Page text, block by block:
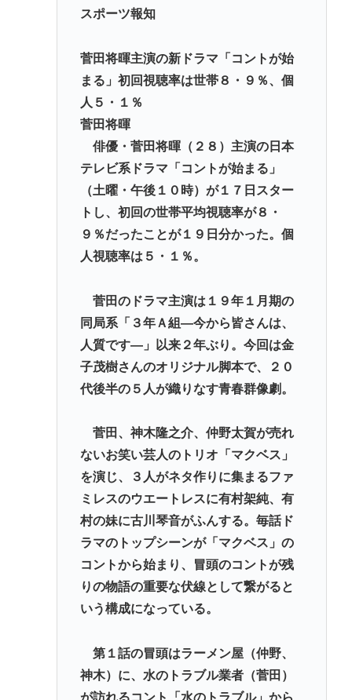
すぎるwww
とんこつらーめんが全く流行らない理由ってなんや
【高市】 糖尿病内科クリニック、待合室に『ドカ食
いダイスキ！もちづきさん』を置いてしまい炎上
「盆踊り」に「うるせぇ」と苦情がある為使える公
園が半減 取材ではうるさいと答える住民はおらず こ
どおじみたいのが電話してんだろな
ビニコンの店員がいらっしゃいませー！言わないか
ら本社にクレームいれてやりましたよ！www
から叩くな」とかゆうチキン野郎が増えたけどどっ
から来たの？(´・ω・`)
Powered by livedoor 相互RSS
スポーツ報知
菅田将暉主演の新ドラマ「コントが始
まる」初回視聴率は世帯８・９％、個
人５・１％
菅田将暉
俳優・菅田将暉（２８）主演の日本
テレビ系ドラマ「コントが始まる」
（土曜・午後１０時）が１７日スター
トし、初回の世帯平均視聴率が８・
９％だったことが１９日分かった。個
人視聴率は５・１％。
菅田のドラマ主演は１９年１月期の
同局系「３年Ａ組―今から皆さんは、
人質です―」以来２年ぶり。今回は金
子茂樹さんのオリジナル脚本で、２０
代後半の５人が織りなす青春群像劇。
菅田、神木隆之介、仲野太賀が売れ
ないお笑い芸人のトリオ「マクベス」
を演じ、３人がネタ作りに集まるファ
ミレスのウエートレスに有村架純、有
村の妹に古川琴音がふんする。毎話ド
ラマのトップシーンが「マクベス」の
コントから始まり、冒頭のコントが残
りの物語の重要な伏線として繋がると
いう構成になっている。
第１話の冒頭はラーメン屋（仲野、
神木）に、水のトラブル業者（菅田）